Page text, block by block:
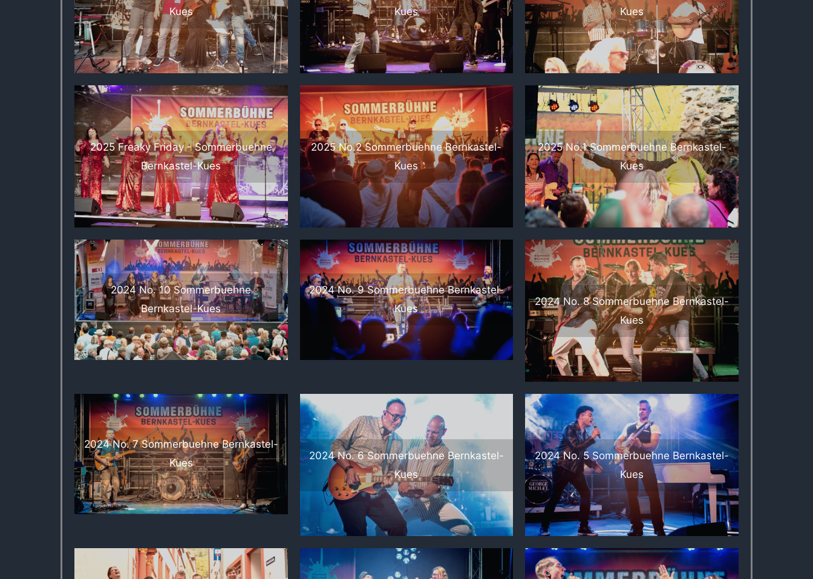
Kues
Kues
Kues
2025 Freaky Friday - Sommerbuehne
Bernkastel-Kues
2025 No.2 Sommerbuehne Bernkastel-
Kues
2025 No.1 Sommerbuehne Bernkastel-
Kues
2024 No. 10 Sommerbuehne
Bernkastel-Kues
2024 No. 9 Sommerbuehne Bernkastel-
Kues
2024 No. 8 Sommerbuehne Bernkastel-
Kues
2024 No. 7 Sommerbuehne Bernkastel-
Kues
2024 No. 6 Sommerbuehne Bernkastel-
Kues
2024 No. 5 Sommerbuehne Bernkastel-
Kues